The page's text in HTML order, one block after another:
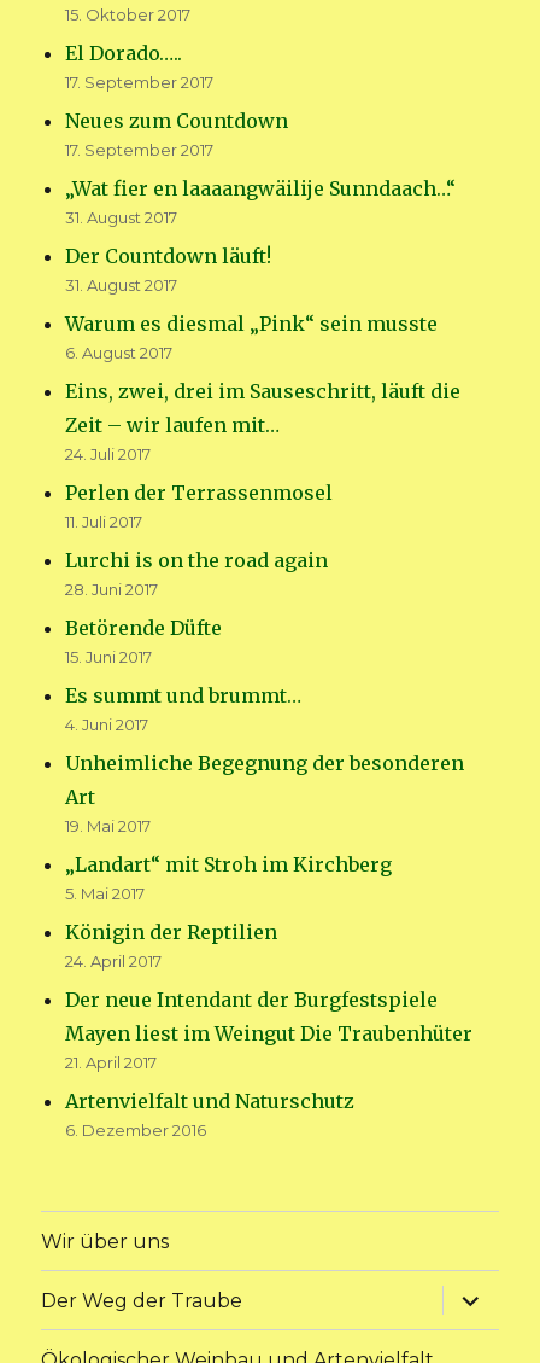
15. Oktober 2017
El Dorado…..
17. September 2017
Neues zum Countdown
17. September 2017
„Wat fier en laaaangwäilije Sunndaach…“
31. August 2017
Der Countdown läuft!
31. August 2017
Warum es diesmal „Pink“ sein musste
6. August 2017
Eins, zwei, drei im Sauseschritt, läuft die
Zeit – wir laufen mit…
24. Juli 2017
Perlen der Terrassenmosel
11. Juli 2017
Lurchi is on the road again
28. Juni 2017
Betörende Düfte
15. Juni 2017
Es summt und brummt…
4. Juni 2017
Unheimliche Begegnung der besonderen
Art
19. Mai 2017
„Landart“ mit Stroh im Kirchberg
5. Mai 2017
Königin der Reptilien
24. April 2017
Der neue Intendant der Burgfestspiele
Mayen liest im Weingut Die Traubenhüter
21. April 2017
Artenvielfalt und Naturschutz
6. Dezember 2016
Wir über uns
Der Weg der Traube